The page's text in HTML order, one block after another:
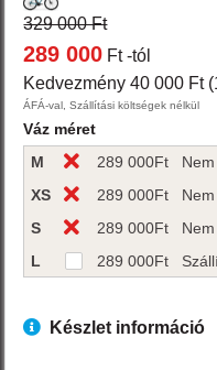
329 000 Ft
289 000 Ft -tól
Kedvezmény 40 000 Ft
ÁFÁ-val, Szállítási költségek nélkül
Váz méret
M
289 000Ft
XS
289 000Ft
S
289 000Ft
L
289 000Ft
Készlet információ